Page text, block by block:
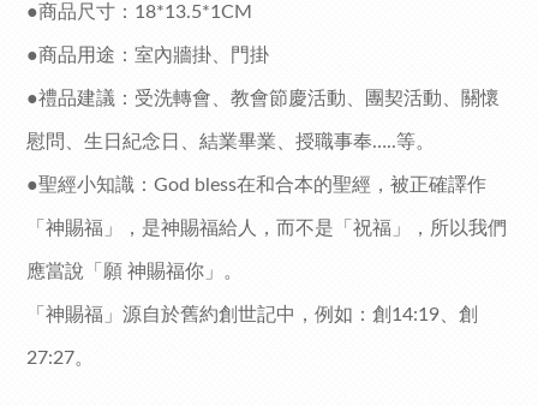
●商品尺寸： 18*13.5*1CM
●商品用途：室內牆掛、門掛
●禮品建議：受洗轉會、教會節慶活動、團契活動、關懷
慰問、生日紀念日、結業畢業、授職事奉…..等。
●聖經小知識： God bless在和合本的聖經，被正確譯作
「神賜福」，是神賜福給人，而不是「祝福」，所以我們
應當說「願 神賜福你」。
「神賜福」源自於舊約創世記中，例如：創 14:19 、創
27:27。